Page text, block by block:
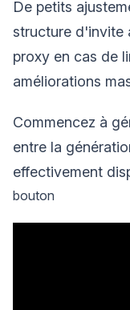
De petits
structure d'invite
proxy en cas de
améliorations
Commencez à
entre la
effectivement
bouton